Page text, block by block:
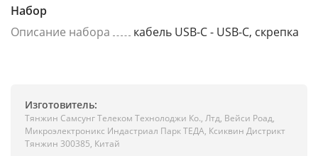
Набор
Описание набора
кабель USB-C - USB-C, скрепка
Изготовитель:
Тянжин Самсунг Телеком Технолоджи Ко., Лтд, Вейси Роад,
Микроэлектроникс Индастриал Парк ТЕДА, Ксиквин Дистрикт
Тянжин 300385, Китай